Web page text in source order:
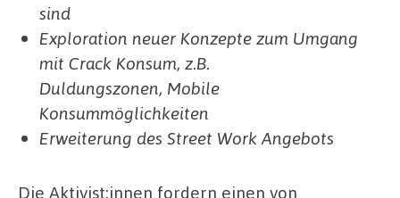
sind
Exploration neuer Konzepte zum Umgang
mit Crack Konsum, z.B.
Duldungszonen, Mobile
Konsummöglichkeiten
Erweiterung des Street Work Angebots
Die Aktivist:innen fordern einen von